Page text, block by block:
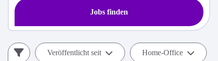
Jobs finden
Veröffentlicht seit Home-Office